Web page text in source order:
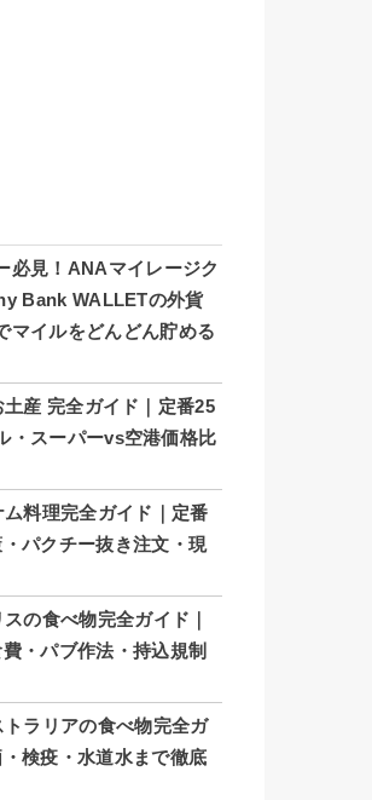
必見！ANAマイレージク
Bank WALLETの外貨
マイルをどんどん貯める
土産 完全ガイド｜定番25
・スーパーvs空港価格比
ム料理完全ガイド｜定番
パクチー抜き注文・現
の食べ物完全ガイド｜
・パブ作法・持込規制
トラリアの食べ物完全ガ
検疫・水道水まで徹底